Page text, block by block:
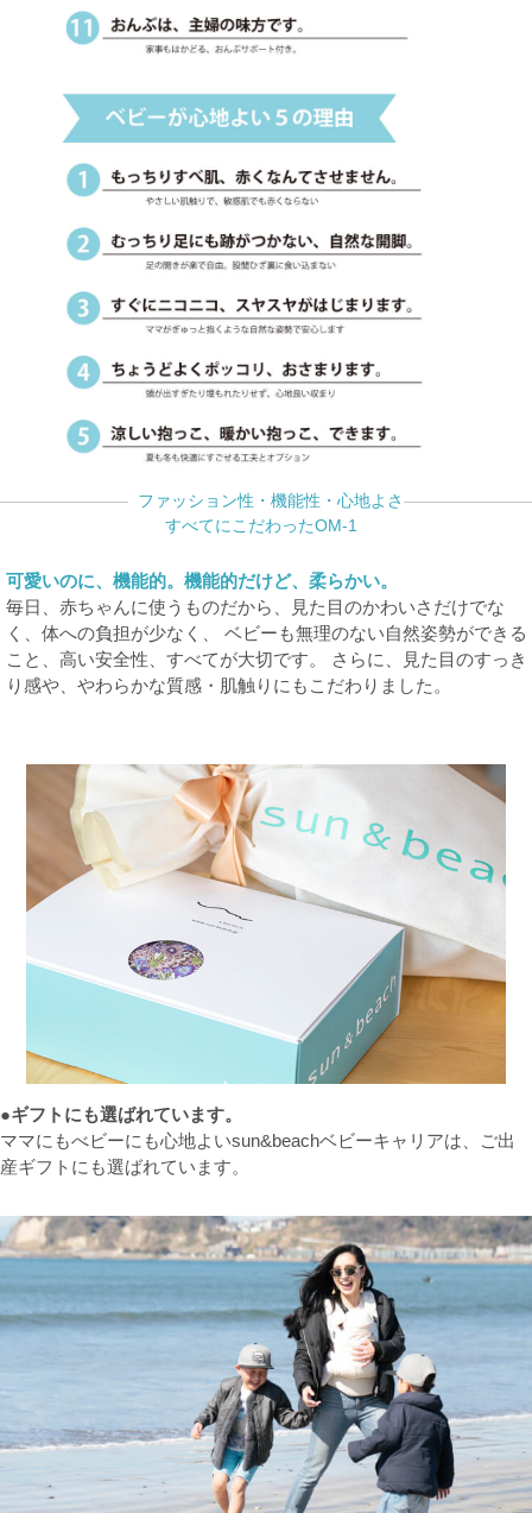
ファッション性・機能性・心地よさ
すべてにこだわったOM-1
可愛いのに、機能的。機能的だけど、柔らかい。
毎日、赤ちゃんに使うものだから、見た目のかわいさだけでな
く、体への負担が少なく、 ベビーも無理のない自然姿勢ができる
こと、高い安全性、すべてが大切です。 さらに、見た目のすっき
り感や、やわらかな質感・肌触りにもこだわりました。
●ギフトにも選ばれています。
ママにもべビーにも心地よいsun&beachベビーキャリアは、ご出
産ギフトにも選ばれています。